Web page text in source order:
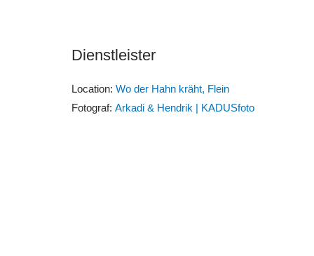
Dienstleister
Location:Wo der Hahn kräht, Flein
Fotograf:Arkadi & Hendrik | KADUSfoto